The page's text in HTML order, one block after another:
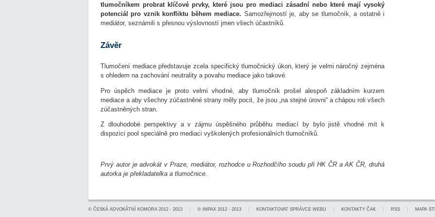
tlumočníkem probrat klíčové prvky, které jsou pro mediaci zásadní nebo které mají vysoký
potenciál pro vznik konfliktu během mediace. Samozřejmostí je, aby se tlumočník, a ostatně i
mediátor, seznámili s přesnou výslovností jmen všech účastníků.
Závěr
Tlumočení mediace představuje zcela specifický tlumočnický úkon, který je velmi náročný zejména
s ohledem na zachování neutrality a povahu mediace jako takové.
Pro úspěch mediace je proto velmi vhodné, aby tlumočník prošel alespoň základním kurzem
mediace a aby všechny zúčastněné strany měly pocit, že jsou „na stejné úrovni“ a chápou roli všech
zúčastněných stran.
Z dlouhodobé perspektivy a v zájmu úspěšného průběhu mediací by bylo jistě vhodné mít k
dispozici pool speciálně pro mediaci vyškolených profesionálních tlumočníků.
Prvý autor je advokát v Praze, mediátor, rozhodce u Rozhodčího soudu při HK ČR a AK ČR, druhá
autorka je překladatelka a tlumočnice.
© ČESKÁ ADVOKÁTNÍ KOMORA 2012 - 2013 © IMPAX 2012 - 2013 KONTAKTOVAT SPRÁVCE WEBU KONTAKTY ČAK RSS MAPA